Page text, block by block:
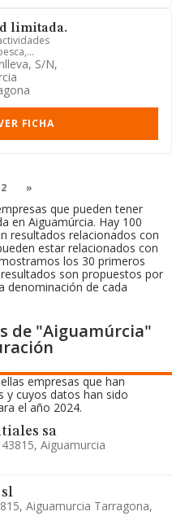
limitada.
caza. come...
S/n,
FICHA
2 »
que pueden tener
en Aiguamúrcia. Hay 100
resultados relacionados con
estar relacionados con
los 30 primeros
son propuestos por
denominación de cada
de "Aiguamúrcia"
empresas que han
y cuyos datos han sido
el año 2024.
sa
Aiguamurcia
Aiguamurcia Tarragona,